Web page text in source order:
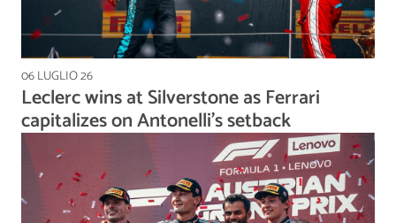
06 LUGLIO 26
Leclerc wins at Silverstone as Ferrari
capitalizes on Antonelli's setback